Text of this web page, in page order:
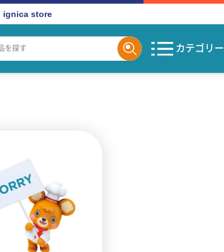
ignica store
カテゴリー